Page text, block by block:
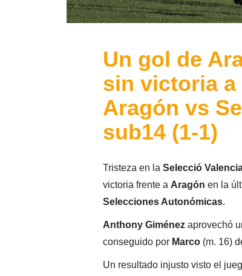
Un gol de
sin victoria a
Aragón vs
sub14 (1-1)
Tristeza en la Selecció
victoria frente a Aragón en la
Selecciones Autonómicas.
Anthony Giménezaprovechó
conseguido por Marco(m. 16)
Un resultado injusto visto el